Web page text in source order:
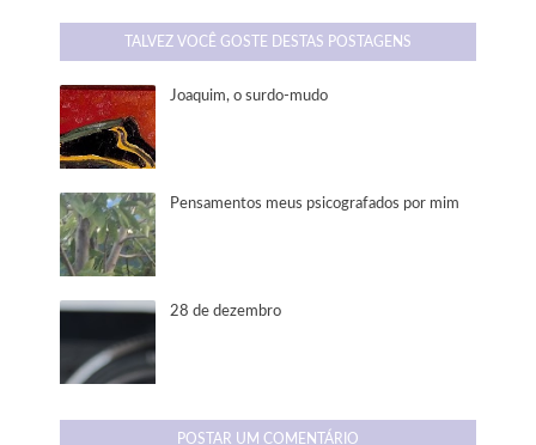
TALVEZ VOCÊ GOSTE DESTAS POSTAGENS
Joaquim, o surdo-mudo
Pensamentos meus psicografados por mim
28 de dezembro
POSTAR UM COMENTÁRIO